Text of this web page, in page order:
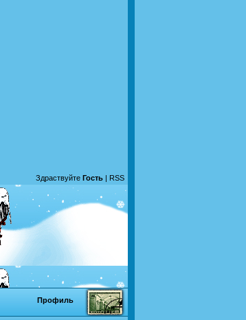
Здраствуйте Гость | RSS
Профиль